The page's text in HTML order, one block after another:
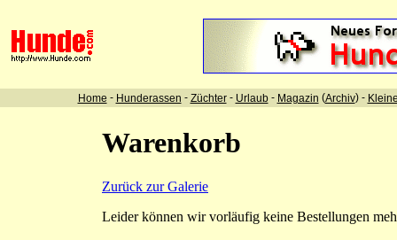
Home - Hunderassen - Züchter- Urlaub- Magazin (Archiv) -
Warenkorb
Zurück zur Galerie
Leider können wir vorläufig keine Bestellungen